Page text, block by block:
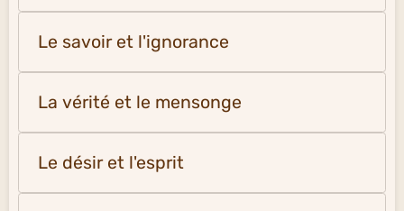
Le savoir et l'ignorance
La vérité et le mensonge
Le désir et l'esprit